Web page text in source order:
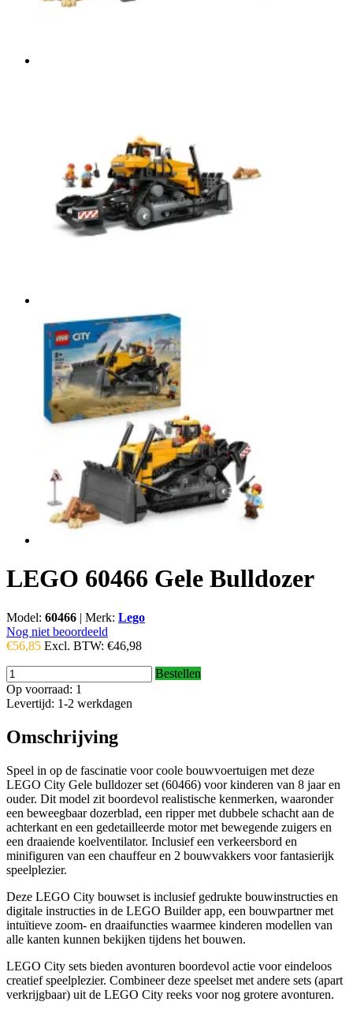
LEGO 60466 Gele Bulldozer
Model: 60466 | Merk: Lego
Nog niet beoordeeld
€56,85 Excl. BTW: €46,98
Bestellen
Op voorraad: 1
Levertijd: 1-2 werkdagen
Omschrijving
Speel in op de fascinatie voor coole bouwvoertuigen met deze
LEGO City Gele bulldozer set (60466) voor kinderen van 8 jaar en
ouder. Dit model zit boordevol realistische kenmerken, waaronder
een beweegbaar dozerblad, een ripper met dubbele schacht aan de
achterkant en een gedetailleerde motor met bewegende zuigers en
een draaiende koelventilator. Inclusief een verkeersbord en
minifiguren van een chauffeur en 2 bouwvakkers voor fantasierijk
speelplezier.
Deze LEGO City bouwset is inclusief gedrukte bouwinstructies en
digitale instructies in de LEGO Builder app, een bouwpartner met
intuïtieve zoom- en draaifuncties waarmee kinderen modellen van
alle kanten kunnen bekijken tijdens het bouwen.
LEGO City sets bieden avonturen boordevol actie voor eindeloos
creatief speelplezier. Combineer deze speelset met andere sets (apart
verkrijgbaar) uit de LEGO City reeks voor nog grotere avonturen.